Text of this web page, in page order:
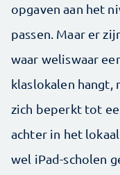
opgaven aan het
passen. Maar er
waar weliswaar
klaslokalen hangt,
zich beperkt tot
achter in het
wel iPad-scholen